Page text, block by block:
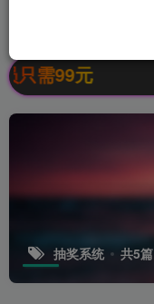
需99元
抽奖系统 共5篇